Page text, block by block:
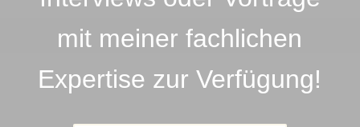
mit meiner fachlichen
Expertise zur Verfügung!